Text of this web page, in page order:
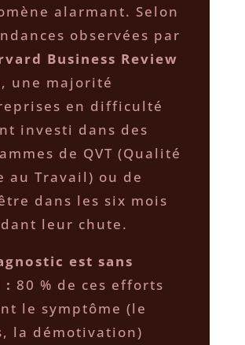
alarmant. Selon
observées par
Business Review
, une majorité
en difficulté
investi dans des
de QVT (Qualité
au Travail) ou de
dans les six mois
leur chute.
est sans
: 80 % de ces efforts
le symptôme (le
la démotivation)